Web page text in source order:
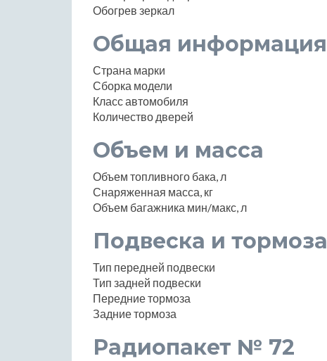
Обогрев зеркал
Общая информация
Страна марки
Сборка модели
Класс автомобиля
Количество дверей
Объем и масса
Объем топливного бака, л
Снаряженная масса, кг
Объем багажника мин/макс, л
Подвеска и тормоза
Тип передней подвески
Тип задней подвески
Передние тормоза
Задние тормоза
Радиопакет № 72